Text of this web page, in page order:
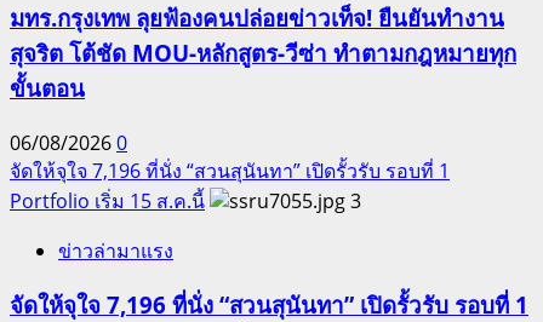
มทร.กรุงเทพ ลุยฟ้องคนปล่อยข่าวเท็จ! ยืนยันทำงาน
สุจริต โต้ชัด MOU-หลักสูตร-วีซ่า ทำตามกฎหมายทุก
ขั้นตอน
06/08/20260
จัดให้จุใจ 7,196 ที่นั่ง “สวนสุนันทา” เปิดรั้วรับ รอบที่ 1
Portfolio เริ่ม 15 ส.ค.นี้
3
ข่าวล่ามาแรง
จัดให้จุใจ 7,196 ที่นั่ง “สวนสุนันทา” เปิดรั้วรับ รอบที่ 1